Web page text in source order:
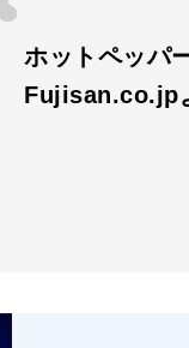
ホットペッパ
Fujisan.co.jp